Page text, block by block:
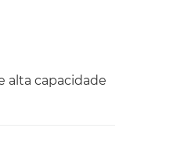
alta capacidade